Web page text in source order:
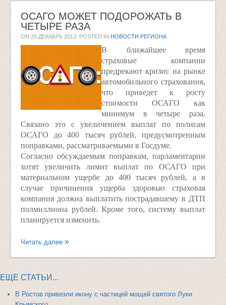
ОСАГО МОЖЕТ ПОДОРОЖАТЬ В
ЧЕТЫРЕ РАЗА
ON 26 ДЕКАБРЬ 2013 . POSTED IN НОВОСТИ РЕГИОНА
В ближайшее время
страховые компании
предрекают кризис на рынке
автомобильного страхования,
что приведет к росту
стоимости ОСАГО как
минимум в четыре раза.
Связано это с увеличением выплат по полисам
ОСАГО до 400 тысяч рублей, предусмотренным
поправками, рассматриваемыми в Госдуме.
Согласно обсуждаемым поправкам, парламентарии
хотят увеличить лимит выплат по ОСАГО при
материальном ущербе до 400 тысяч рублей, а в
случае причинения ущерба здоровью страховая
компания должна выплатить пострадавшему в ДТП
полмиллиона рублей. Кроме того, систему выплат
планируется изменить.
Читать далее
ЕЩЕ СТАТЬИ...
В Ростов привезли икону с частицей мощей святого Луки